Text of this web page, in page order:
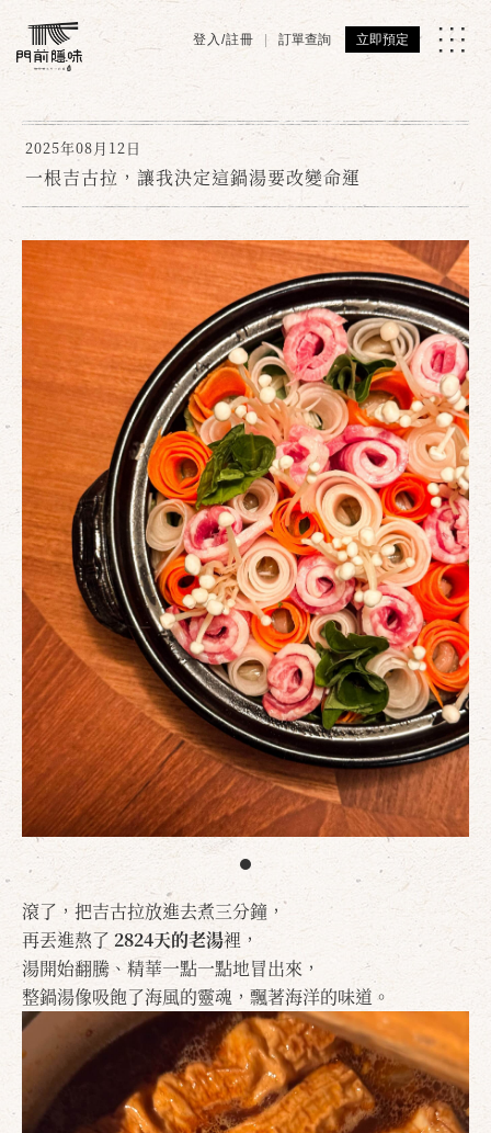
登入/註冊 訂單查詢 立即預定
2025年08月12日
一根吉古拉，讓我決定這鍋湯要改變命運
滾了，把吉古拉放進去煮三分鐘，
再丟進熬了 2824天的老湯裡，
湯開始翻騰、精華一點一點地冒出來，
整鍋湯像吸飽了海風的靈魂，飄著海洋的味道。